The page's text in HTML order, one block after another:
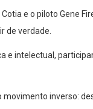
e o piloto
de verdade.
intelectual,
inverso: